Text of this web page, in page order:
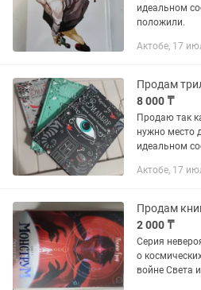
идеальном
положили.
Актобе, 17
Продам
8 000 ₸
Продаю так
нужно место
идеальном
Цена указана
Актобе, 17
2 000 ₸
Серия
о
войне Света